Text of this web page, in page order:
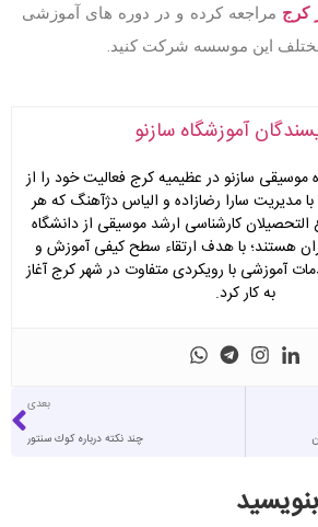
کرج مراجعه کرده و در دوره های آموزشی
مختلف این موسسه شرکت کنید.
آموزشگاه سازنو
موسیقی سازنو در عظیمیه کرج فعالیت خود را از
بهار ۹۵ با مدیریت سارا رضازاده و الیاس دژآهنگ که هر
التحصیلان کارشناسی ارشد موسیقی از دانشگاه
هستند؛ با هدف ارتقاء سطح کیفی آموزش و
آموزشی با رویکردی متفاوت در شهر کرج آغاز
به کار کرد.
بعدی
چند نكته درباره كوك سنتور